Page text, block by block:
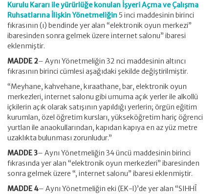
Kurulu Kararı ile yürürlüğe konulan İşyeri Açma ve Çalışma
Ruhsatlarına İlişkin Yönetmeliğin 5 inci maddesinin birinci
fıkrasının (ı) bendinde yer alan “elektronik oyun merkezi”
ibaresinden sonra gelmek üzere internet salonu” ibaresi
eklenmiştir.
MADDE 2– Aynı Yönetmeliğin 32 nci maddesinin altıncı
fıkrasının birinci cümlesi aşağıdaki şekilde değiştirilmiştir.
“Meyhane, kahvehane, kıraathane, bar, elektronik oyun
merkezleri, internet salonu gibi umuma açık yerler ile alkollü
içkilerin açık olarak satışının yapıldığı yerlerin; örgün eğitim
kurumlan, özel öğretim kursları, yükseköğretim hariç öğrenci
yurtlan ile anaokullarından, kapıdan kapıya en az yüz metre
uzaklıkta bulunması zorunludur.”
MADDE 3– Aynı Yönetmeliğin 34 üncü maddesinin birinci
fıkrasında yer alan “elektronik oyun merkezleri” ibaresinden
sonra gelmek üzere “, internet salonu” ibaresi eklenmiştir.
MADDE 4– Aynı Yönetmeliğin eki (EK-l)’de yer alan “SIHHÎ